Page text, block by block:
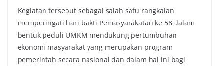
Kegiatan tersebut sebagai salah satu rangkaian
memperingati hari bakti Pemasyarakatan ke 58 dalam
bentuk peduli UMKM mendukung pertumbuhan
ekonomi masyarakat yang merupakan program
pemerintah secara nasional dan dalam hal ini bagi